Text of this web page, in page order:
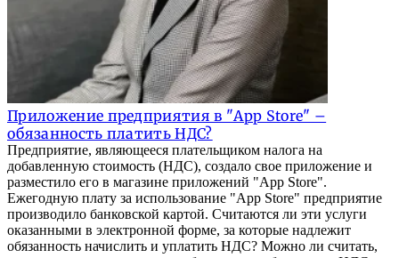
Приложение предприятия в "App Store" –
обязанность платить НДС?
Предприятие, являющееся плательщиком налога на
добавленную стоимость (НДС), создало свое приложение и
разместило его в магазине приложений "App Store".
Ежегодную плату за использование "App Store" предприятие
производило банковской картой. Считаются ли эти услуги
оказанными в электронной форме, за которые надлежит
обязанность начислить и уплатить НДС? Можно ли считать,